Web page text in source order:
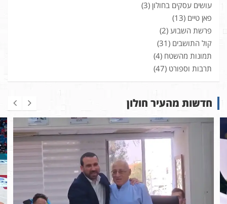
עושים עסקים בחולון (3)
פאן טיים (13)
פרשת השבוע (2)
קול התושבים (31)
תמונות מהשטח (4)
תרבות וספורט (47)
חדשות מהעיר חולון